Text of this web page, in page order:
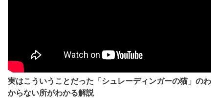
実はこういうことだった「シュレーディンガーの猫」のわ
からない所がわかる解説